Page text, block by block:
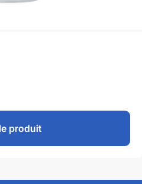
produit